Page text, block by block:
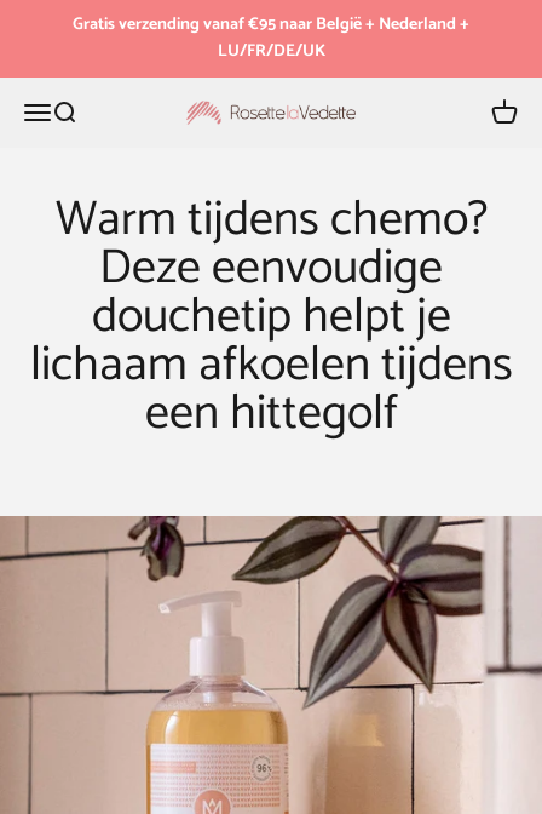
Naar inhoudGratis verzending vanaf €95 naar België + Nederland +
LU/FR/DE/UK
MenuZoeken Rosette la Vedette
Warm tijdens chemo?
Deze eenvoudige
douchetip helpt je
lichaam afkoelen tijdens
een hittegolf